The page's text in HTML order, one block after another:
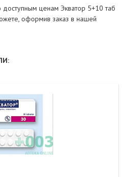
доступным ценам Экватор 5+10 таб
оформив заказ в нашей